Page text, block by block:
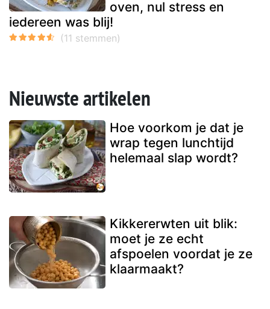
oven, nul stress en
iedereen was blij!
Nieuwste artikelen
Hoe voorkom je dat je
wrap tegen lunchtijd
helemaal slap wordt?
Kikkererwten uit blik:
moet je ze echt
afspoelen voordat je ze
klaarmaakt?